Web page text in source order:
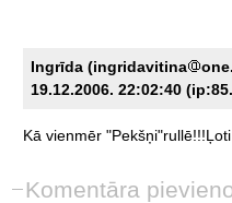
Ingrīda (ingridavitina
19.12.2006. 22:02:40
Kā vienmēr "Pekšņi"rullē!!!Ļoti
Komentāra